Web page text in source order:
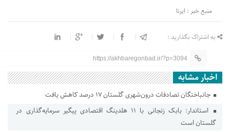
منبع خبر : ایرنا
به اشتراک بگذارید :
https://akhbaregonbad.ir/?p=3094
اخبار مشابه
جانباختگان تصادفات درون‌شهری گلستان ۱۷ درصد کاهش یافت
استاندار: بابک زنجانی با ۱۱ هلدینگ اقتصادی پیگیر سرمایه‌گذاری در
گلستان است